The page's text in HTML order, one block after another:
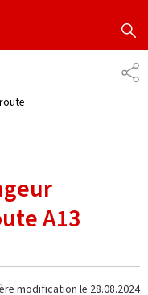
A13
modification le 28.08.2024